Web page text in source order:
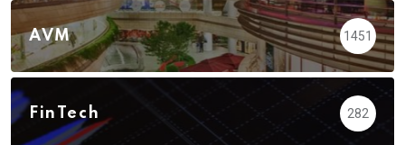
AVM 1451
FinTech 282